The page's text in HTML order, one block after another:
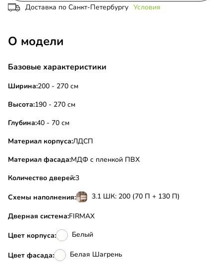
Доставка по Санкт-Петербургу Условия
О модели
Базовые характеристики
Ширина:200 - 270 см
Высота:190 - 270 см
Глубина:40 - 70 см
Материал корпуса:ЛДСП
Материал фасада:МДФ с пленкой ПВХ
Количество дверей:3
Схемы наполнения: 3.1 ШК: 200 (70 П + 130 П)
Дверная система:FIRMAX
Цвет корпуса: Белый
Цвет фасада: Белая Шагрень